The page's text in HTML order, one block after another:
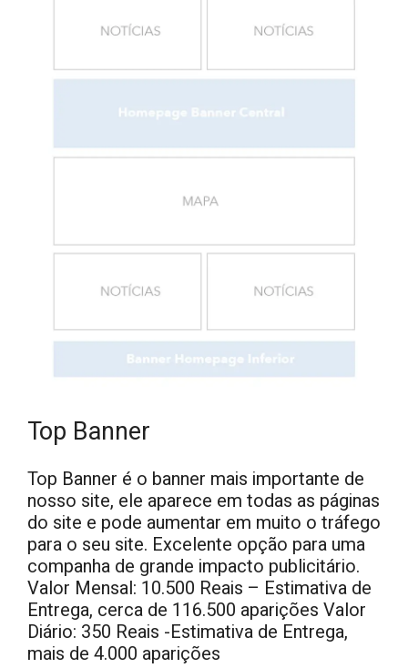
Top Banner
Top Banner é o banner mais importante de
nosso site, ele aparece em todas as páginas
do site e pode aumentar em muito o tráfego
para o seu site. Excelente opção para uma
companha de grande impacto publicitário.
Valor Mensal: 10.500 Reais – Estimativa de
Entrega, cerca de 116.500 aparições Valor
Diário: 350 Reais -Estimativa de Entrega,
mais de 4.000 aparições